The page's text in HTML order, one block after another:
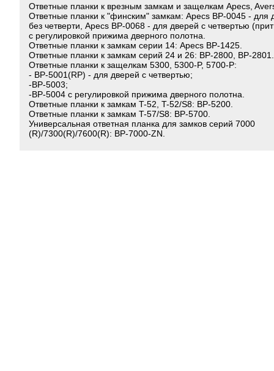
Ответные планки к врезным замкам и защелкам Apecs,
Ответные планки к "финским" замкам: Apecs BP-0045 - для
без четверти, Apecs BP-0068 - для дверей с четвертью
с регулировкой прижима дверного полотна.
Ответные планки к замкам серии 14: Apecs BP-1425.
Ответные планки к замкам серий 24 и 26: BP-2800, BP-2801.
Ответные планки к защелкам 5300, 5300-P, 5700-P:
- BP-5001(RP) - для дверей с четвертью;
-ВР-5003;
-ВР-5004 с регулировкой прижима дверного полотна.
Ответные планки к замкам T-52, T-52/S8: BP-5200.
Ответные планки к замкам T-57/S8: BP-5700.
Универсальная ответная планка для замков серий 7000
(R)/7300(R)/7600(R): BP-7000-ZN.